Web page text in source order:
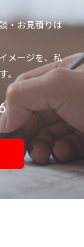
・お見積りは
メージを、私
。